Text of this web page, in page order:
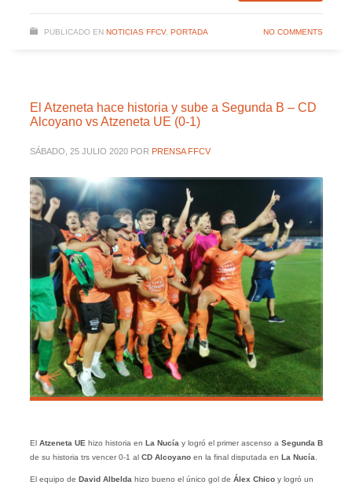
PUBLICADO EN NOTICIAS FFCV, PORTADA NO COMMENTS
El Atzeneta hace historia y sube a Segunda B – CD
Alcoyano vs Atzeneta UE (0-1)
SÁBADO, 25 JULIO 2020 POR PRENSA FFCV
El Atzeneta UEhizo historia en La Nucíay logró el primer ascenso a Segunda B
de su historia trs vencer 0-1 al CD Alcoyanoen la final disputada en La Nucía.
El equipo de David Albeldahizo bueno el único gol de Álex Chicoy logró un